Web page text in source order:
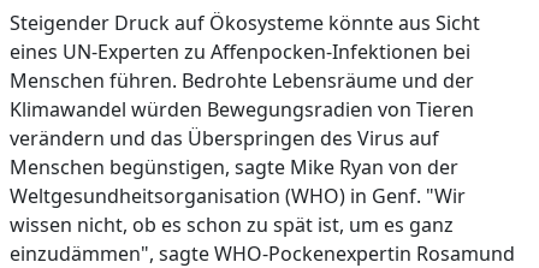
Steigender Druck auf Ökosysteme könnte aus Sicht
eines UN-Experten zu Affenpocken-Infektionen bei
Menschen führen. Bedrohte Lebensräume und der
Klimawandel würden Bewegungsradien von Tieren
verändern und das Überspringen des Virus auf
Menschen begünstigen, sagte Mike Ryan von der
Weltgesundheitsorganisation (WHO) in Genf. "Wir
wissen nicht, ob es schon zu spät ist, um es ganz
einzudämmen", sagte WHO-Pockenexpertin Rosamund